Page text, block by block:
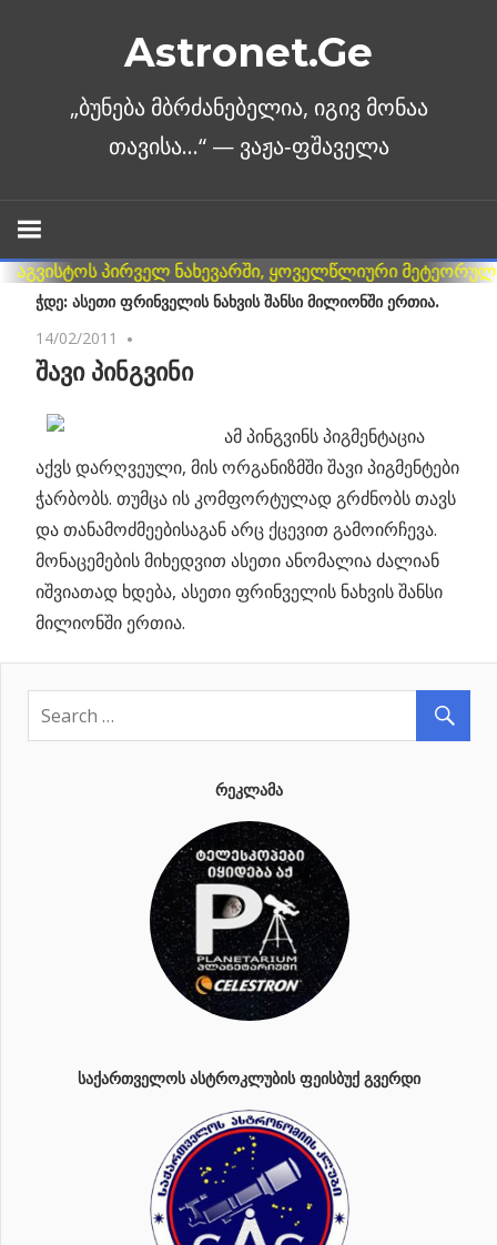
Astronet.Ge
ᲭᲓᲔ: ᲐᲡᲔᲗᲘ ᲤᲠᲘᲜᲕᲔᲚᲘᲡ ᲜᲐᲮᲕᲘᲡ ᲨᲐᲜᲡᲘ ᲛᲘᲚᲘᲝᲜᲨᲘ ᲔᲠᲗᲘᲐ.
14/02/2011
შავი პინგვინი
ამ პინგვინს პიგმენტაცია
აქვს დარღვეული, მის ორგანიზმში შავი პიგმენტები
ჭარბობს. თუმცა ის კომფორტულად გრძნობს თავს
და თანამოძმეებისაგან არც ქცევით გამოირჩევა.
მონაცემების მიხედვით ასეთი ანომალია ძალიან
იშვიათად ხდება, ასეთი ფრინველის ნახვის შანსი
მილიონში ერთია.
ᲠᲔᲙᲚᲐᲛᲐ
ᲡᲐᲥᲐᲠᲗᲕᲔᲚᲝᲡ ᲐᲡᲢᲠᲝᲙᲚᲣᲑᲘᲡ ᲤᲔᲘᲡᲑᲣᲥ ᲒᲕᲔᲠᲓᲘ